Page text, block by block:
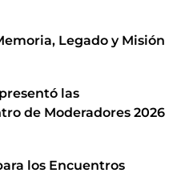
Legado y Misión
las
de Moderadores 2026
los Encuentros